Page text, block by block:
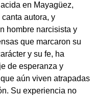
en Mayagüez,
autora, y
hombre narcisista y
que marcaron su
y su fe, ha
de esperanza y
aún viven atrapadas
Su experiencia no